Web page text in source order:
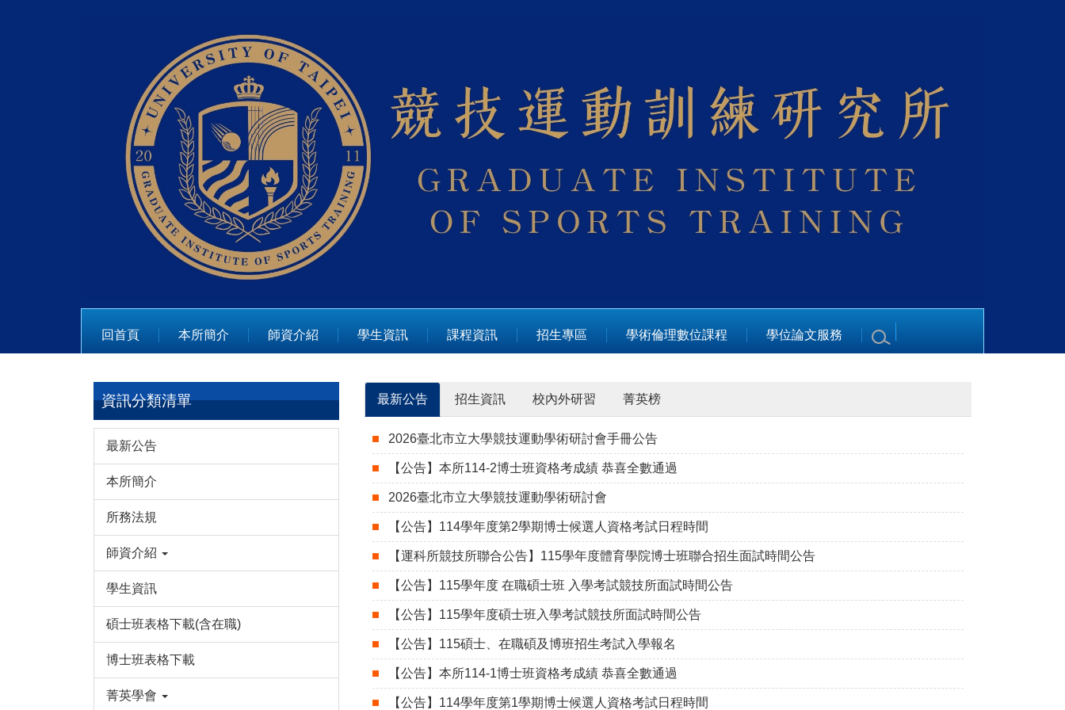
回首頁 本所簡介 師資介紹 學生資訊 課程資訊 招生專區 學術倫理數位課程 學位論文服務
資訊分類清單
最新公告
本所簡介
所務法規
師資介紹
學生資訊
碩士班表格下載(含在職)
博士班表格下載
菁英學會
最新公告 招生資訊 校內外研習 菁英榜
2026臺北市立大學競技運動學術研討會手冊公告
【公告】本所114-2博士班資格考成績 恭喜全數通過
2026臺北市立大學競技運動學術研討會
【公告】114學年度第2學期博士候選人資格考試日程時間
【運科所競技所聯合公告】115學年度體育學院博士班聯合招生面試時間公告
【公告】115學年度 在職碩士班 入學考試競技所面試時間公告
【公告】115學年度碩士班入學考試競技所面試時間公告
【公告】115碩士、在職碩及博班招生考試入學報名
【公告】本所114-1博士班資格考成績 恭喜全數通過
【公告】114學年度第1學期博士候選人資格考試日程時間